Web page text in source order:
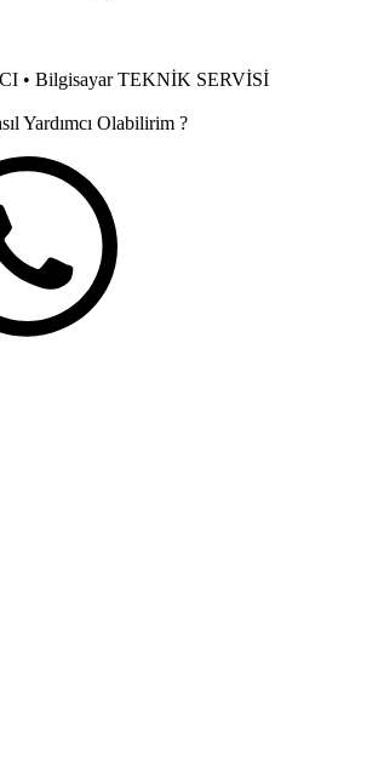
• Bilgisayar TEKNİK SERVİSİ
Yardımcı Olabilirim ?